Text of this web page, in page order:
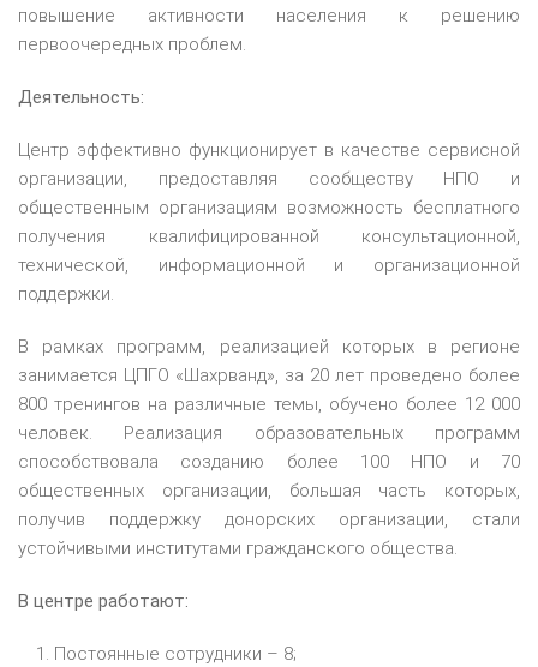
повышение активности населения к решению
первоочередных проблем.
Деятельность:
Центр эффективно функционирует в качестве сервисной
организации, предоставляя сообществу НПО и
общественным организациям возможность бесплатного
получения квалифицированной консультационной,
технической, информационной и организационной
поддержки.
В рамках программ, реализацией которых в регионе
занимается ЦПГО «Шахрванд», за 20 лет проведено более
800 тренингов на различные темы, обучено более 12 000
человек. Реализация образовательных программ
способствовала созданию более 100 НПО и 70
общественных организации, большая часть которых,
получив поддержку донорских организации, стали
устойчивыми институтами гражданского общества.
В центре работают:
Постоянные сотрудники – 8;